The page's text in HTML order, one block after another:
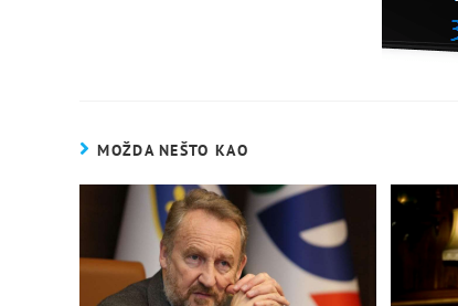
MOŽDA NEŠTO KAO